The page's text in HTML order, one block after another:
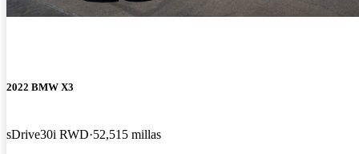
2022 BMW X3
sDrive30i RWD 52,515 millas